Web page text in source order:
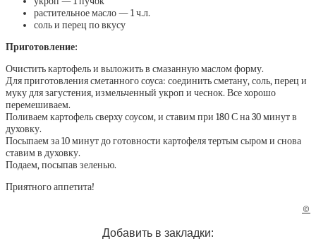
растительное масло — 1 ч.л.
соль и перец по вкусу
Приготовление:
Очистить картофель и выложить в смазанную маслом форму.
Для приготовления сметанного соуса: соединить сметану, соль, перец и
муку для загустения, измельченный укроп и чеснок. Все хорошо
перемешиваем.
Поливаем картофель сверху соусом, и ставим при 180 С на 30 минут в
духовку.
Посыпаем за 10 минут до готовности картофеля тертым сыром и снова
ставим в духовку.
Подаем, посыпав зеленью.
Приятного аппетита!
©
Добавить в закладки: